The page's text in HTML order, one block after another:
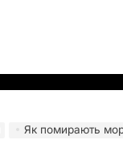
Як помирають